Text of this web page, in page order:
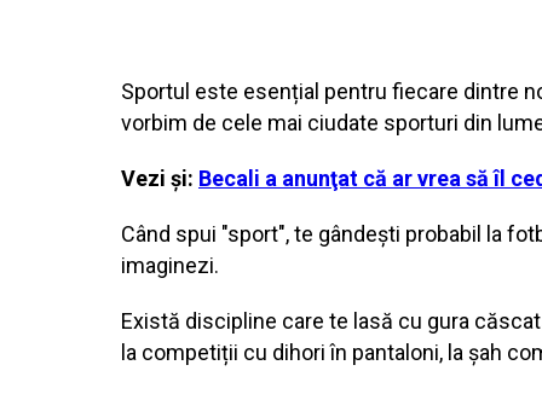
Sportul este esențial pentru fiecare dintre
vorbim de cele mai ciudate sporturi din
Vezi și: Becali a anunţat că ar vrea să îl
Când spui "sport", te gândești probabil la
imaginezi.
Există discipline care te lasă cu gura
la competiții cu dihori în pantaloni, la șah